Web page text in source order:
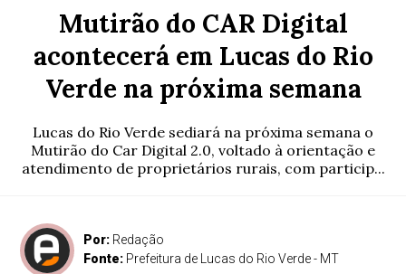
Mutirão do CAR Digital
acontecerá em Lucas do Rio
Verde na próxima semana
Lucas do Rio Verde sediará na próxima semana o
Mutirão do Car Digital 2.0, voltado à orientação e
atendimento de proprietários rurais, com particip...
Por: Redação
Fonte: Prefeitura de Lucas do Rio Verde - MT